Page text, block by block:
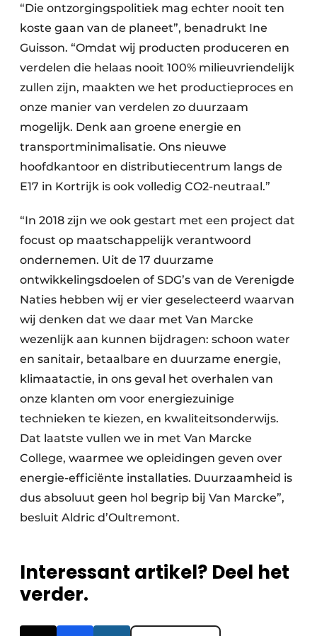
“Die ontzorgingspolitiek mag echter nooit ten
koste gaan van de planeet”, benadrukt Ine
Guisson. “Omdat wij producten produceren en
verdelen die helaas nooit 100% milieuvriendelijk
zullen zijn, maakten we het productieproces en
onze manier van verdelen zo duurzaam
mogelijk. Denk aan groene energie en
transportminimalisatie. Ons nieuwe
hoofdkantoor en distributiecentrum langs de
E17 in Kortrijk is ook volledig CO2-neutraal.”
“In 2018 zijn we ook gestart met een project dat
focust op maatschappelijk verantwoord
ondernemen. Uit de 17 duurzame
ontwikkelingsdoelen of SDG’s van de Verenigde
Naties hebben wij er vier geselecteerd waarvan
wij denken dat we daar met Van Marcke
wezenlijk aan kunnen bijdragen: schoon water
en sanitair, betaalbare en duurzame energie,
klimaatactie, in ons geval het overhalen van
onze klanten om voor energiezuinige
technieken te kiezen, en kwaliteitsonderwijs.
Dat laatste vullen we in met Van Marcke
College, waarmee we opleidingen geven over
energie-efficiënte installaties. Duurzaamheid is
dus absoluut geen hol begrip bij Van Marcke”,
besluit Aldric d’Oultremont.
Interessant artikel? Deel het
verder.